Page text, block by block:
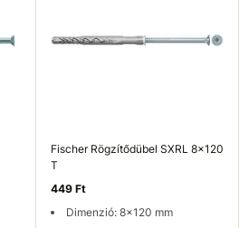
Fischer Rögzítődübel SXRL 8x120
T
449 Ft
Dimenzió: 8x120 mm